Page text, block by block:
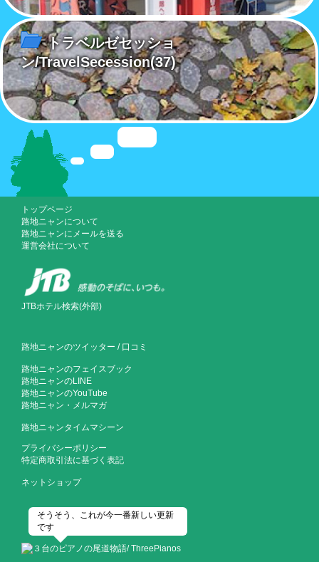
トラベルゼセッショ
ン/TravelSecession(37)
トップページ
路地ニャンについて
路地ニャンにメールを送る
運営会社について
JTBホテル検索(外部)
路地ニャンのツイッター / 口コミ
路地ニャンのフェイスブック
路地ニャンのLINE
路地ニャンのYouTube
路地ニャン・メルマガ
路地ニャンタイムマシーン
プライバシーポリシー
特定商取引法に基づく表記
ネットショップ
そうそう、これが今一番新しい更新
です